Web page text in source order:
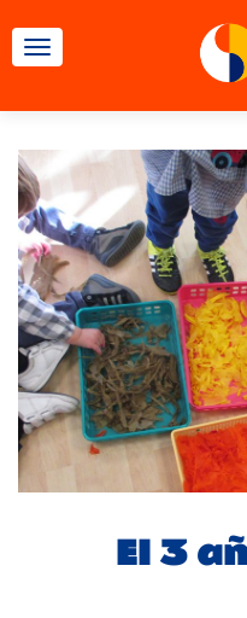
CAMBIAR NAVEGACIÓN
EI 3